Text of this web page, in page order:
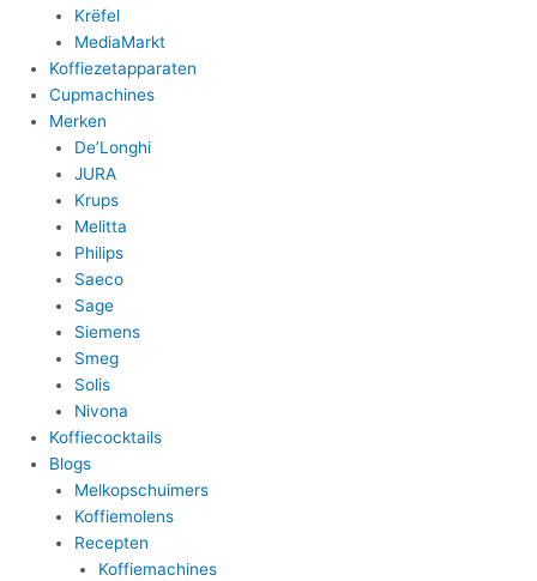
Krëfel
MediaMarkt
Koffiezetapparaten
Cupmachines
Merken
De’Longhi
JURA
Krups
Melitta
Philips
Saeco
Sage
Siemens
Smeg
Solis
Nivona
Koffiecocktails
Blogs
Melkopschuimers
Koffiemolens
Recepten
Koffiemachines